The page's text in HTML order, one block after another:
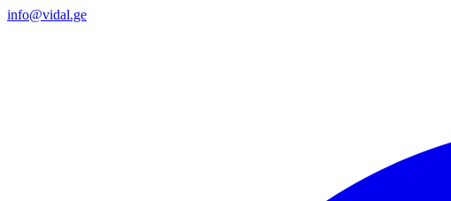
info@vidal.ge